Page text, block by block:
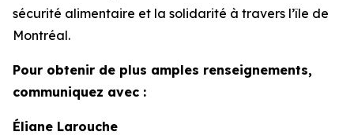
sécurité alimentaire et la solidarité à travers l’île de
Montréal.
Pour obtenir de plus amples renseignements,
communiquez avec :
Éliane Larouche